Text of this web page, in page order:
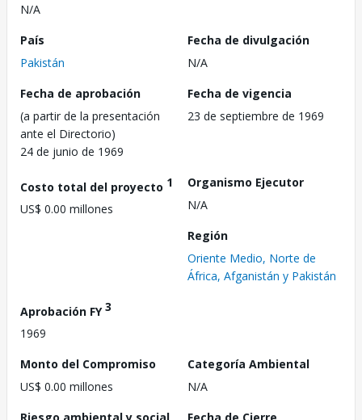
N/A
País
Pakistán
Fecha de divulgación
N/A
Fecha de aprobación
(a partir de la presentación
ante el Directorio)
24 de junio de 1969
Fecha de vigencia
23 de septiembre de 1969
Costo total del proyecto 1
US$ 0.00 millones
Organismo Ejecutor
N/A
Región
Oriente Medio, Norte de
África, Afganistán y Pakistán
Aprobación FY3
1969
Monto del Compromiso
US$ 0.00 millones
Categoría Ambiental
N/A